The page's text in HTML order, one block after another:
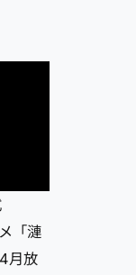
「漣
月放